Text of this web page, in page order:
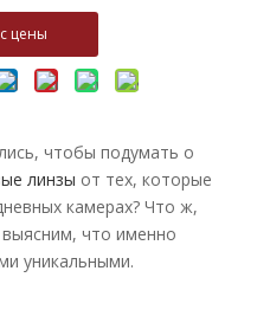
цены
чтобы подумать о
линзы от тех, которые
камерах? Что ж,
выясним, что именно
уникальными.